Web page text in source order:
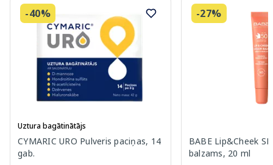
-40%
Uztura bagātinātājs
CYMARIC URO Pulveris paciņas, 14
gab.
-27%
BABE Lip&Cheek
balzams, 20 ml